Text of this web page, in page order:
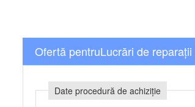
Ofertă pentruLucrări de
Date procedură de achiziție